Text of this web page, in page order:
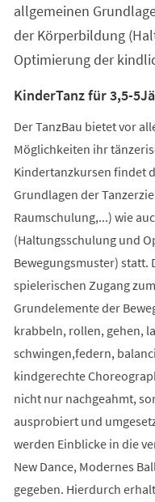
allgemeinen
der Körperbildung
Optimierung der
KinderTanz für 3,5-
Der TanzBau bietet vor
Möglichkeiten ihr
Kindertanzkursen findet
Grundlagen der
Raumschulung,...) wie
(Haltungsschulung und
Bewegungsmuster) statt.
spielerischen Zugang
Grundelemente der
krabbeln, rollen, gehen,
schwingen,federn,
kindgerechte
nicht nur nachgeahmt,
ausprobiert und
werden Einblicke in die
New Dance, Modernes
gegeben. Hierdurch